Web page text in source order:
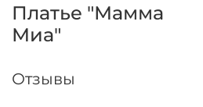
Платье "Мамма
Миа"
Отзывы